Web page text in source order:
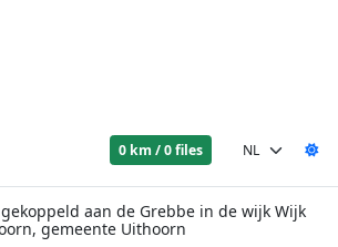
0 km / 0 files
gekoppeld aan de Grebbe in de wijk Wijk
gemeente Uithoorn